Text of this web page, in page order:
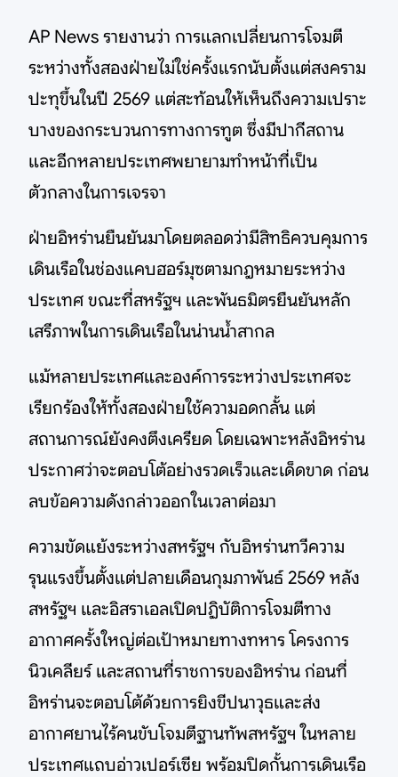
AP News รายงานว่า การแลกเปลี่ยนการโจมตี
ระหว่างทั้งสองฝ่ายไม่ใช่ครั้งแรกนับตั้งแต่สงคราม
ปะทุขึ้นในปี 2569 แต่สะท้อนให้เห็นถึงความเปราะ
บางของกระบวนการทางการทูต ซึ่งมีปากีสถาน
และอีกหลายประเทศพยายามทำหน้าที่เป็น
ตัวกลางในการเจรจา
ฝ่ายอิหร่านยืนยันมาโดยตลอดว่ามีสิทธิควบคุมการ
เดินเรือในช่องแคบฮอร์มุซตามกฎหมายระหว่าง
ประเทศ ขณะที่สหรัฐฯ และพันธมิตรยืนยันหลัก
เสรีภาพในการเดินเรือในน่านน้ำสากล
แม้หลายประเทศและองค์การระหว่างประเทศจะ
เรียกร้องให้ทั้งสองฝ่ายใช้ความอดกลั้น แต่
สถานการณ์ยังคงตึงเครียด โดยเฉพาะหลังอิหร่าน
ประกาศว่าจะตอบโต้อย่างรวดเร็วและเด็ดขาด ก่อน
ลบข้อความดังกล่าวออกในเวลาต่อมา
ความขัดแย้งระหว่างสหรัฐฯ กับอิหร่านทวีความ
รุนแรงขึ้นตั้งแต่ปลายเดือนกุมภาพันธ์ 2569 หลัง
สหรัฐฯ และอิสราเอลเปิดปฏิบัติการโจมตีทาง
อากาศครั้งใหญ่ต่อเป้าหมายทางทหาร โครงการ
นิวเคลียร์ และสถานที่ราชการของอิหร่าน ก่อนที่
อิหร่านจะตอบโต้ด้วยการยิงขีปนาวุธและส่ง
อากาศยานไร้คนขับโจมตีฐานทัพสหรัฐฯ ในหลาย
ประเทศแถบอ่าวเปอร์เซีย พร้อมปิดกั้นการเดินเรือ